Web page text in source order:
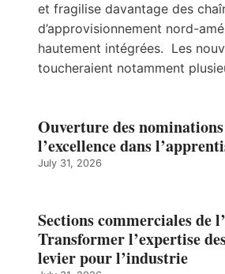
et fragilise davantage des
d’approvisionnement nord-
hautement intégrées. Les
toucheraient notamment
Ouverture des
l’excellence dans
July 31, 2026
Sections commerciales de
Transformer l’expertise
levier pour l’industrie